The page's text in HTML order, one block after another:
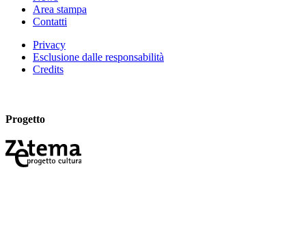
Area stampa
Contatti
Privacy
Esclusione dalle responsabilità
Credits
Progetto